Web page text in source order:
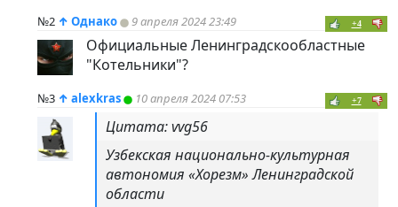
№2 ↑ Однако 9 апреля 2024 23:49 +4
Официальные Ленинградскообластные
"Котельники"?
№3 ↑ alexkras 10 апреля 2024 07:53 +7
Цитата: vvg56
Узбекская национально-культурная
автономия «Хорезм» Ленинградской
области